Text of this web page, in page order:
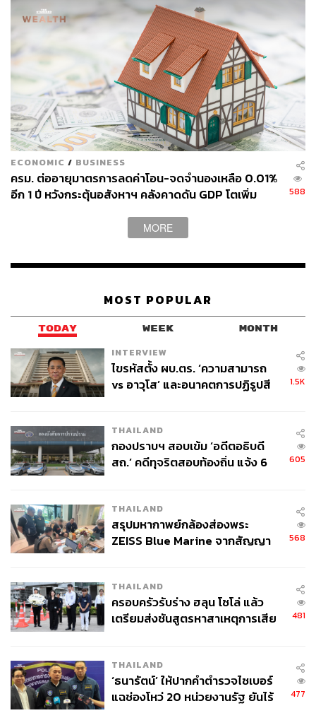
ECONOMIC / BUSINESS
ครม. ต่ออายุมาตรการลดค่าโอน-จดจำนองเหลือ 0.01%
อีก 1 ปี หวังกระตุ้นอสังหาฯ คลังคาดดัน GDP โตเพิ่ม
588
MORE
MOST POPULAR
TODAY WEEK MONTH
INTERVIEW
ไขรหัสตั้ง ผบ.ตร. ‘ความสามารถ
vs อาวุโส’ และอนาคตการปฏิรูปสี
1.5K
THAILAND
กองปราบฯ สอบเข้ม ‘อดีตอธิบดี
สถ.’ คดีทุจริตสอบท้องถิ่น แจ้ง 6
605
THAILAND
สรุปมหากาพย์กล้องส่องพระ
ZEISS Blue Marine จากสัญญา
จ่ายหนี้-แอบระบุแบรนด์
568
THAILAND
ครอบครัวรับร่าง ฮลุน โซโล่ แล้ว
เตรียมส่งชันสูตรหาสาเหตุการเสีย
481
THAILAND
‘ธนารัตน์’ ให้ปากคำตำรวจไซเบอร์
แฉช่องโหว่ 20 หน่วยงานรัฐ ยันไร้
477